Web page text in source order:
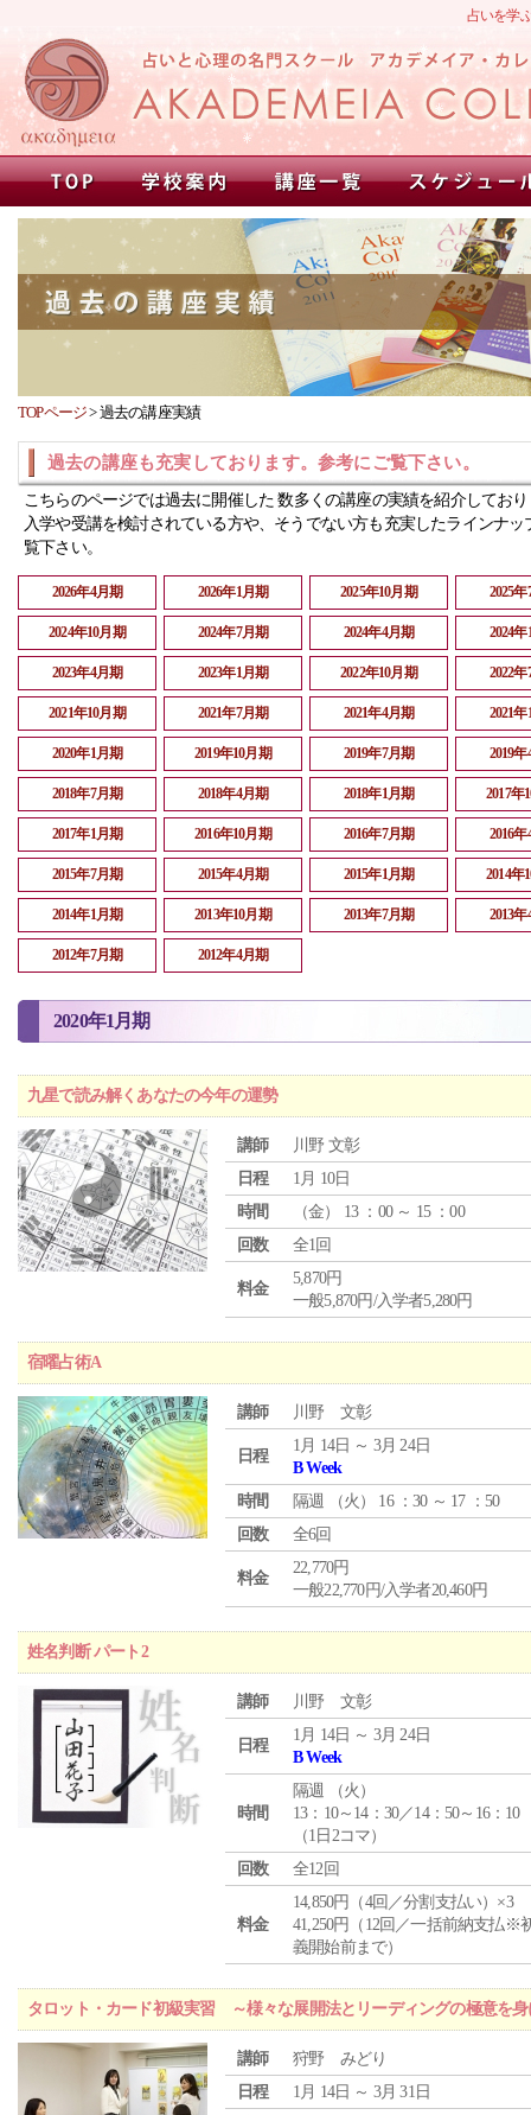
占いを学
TOPページ>過去の講座実績
過去の講座も充実しております。参考にご覧下さい。
こちらのページでは過去に開催した 数多くの講座の実績を紹介してお
入学や受講を検討されている方や、そうでない方も充実したラインナッ
覧下さい。
2026年4月期 2026年1月期 2025年10月期 2025
2024年10月期 2024年7月期 2024年4月期 2024
2023年4月期 2023年1月期 2022年10月期 2022
2021年10月期 2021年7月期 2021年4月期 2021
2020年1月期 2019年10月期 2019年7月期 2019
2018年7月期 2018年4月期 2018年1月期 2017年
2017年1月期 2016年10月期 2016年7月期 2016
2015年7月期 2015年4月期 2015年1月期 2014年
2014年1月期 2013年10月期 2013年7月期 2013
2012年7月期 2012年4月期
2020年1月期
九星で読み解くあなたの今年の運勢
講師
川野 文彰
日程
1月 10日
時間
（金） 13 ：00 ～ 15 ：00
回数
全1回
料金
5,870円
一般5,870円/入学者5,280円
宿曜占術A
講師 川野 文彰
日程
1月 14日 ～ 3月 24日
B Week
時間
隔週 （火 ） 16 ：30 ～ 17 ：50
回数
全6回
料金
22,770円
一般22,770円/入学者20,460円
姓名判断 パート2
講師 川野 文彰
日程
1月 14日 ～ 3月 24日
B Week
時間
隔週 （火 ）
13：10～14：30／14：50～16：10
（1日2コマ）
回数
全12回
料金
14,850円（4回／分割支払い）×3
41,250円（12回／一括前納支払※
義開始前まで）
タロット・カード初級実習 ～様々な展開法とリーディングの極意を身
講師
狩野 みどり
日程
1月 14日 ～ 3月 31日